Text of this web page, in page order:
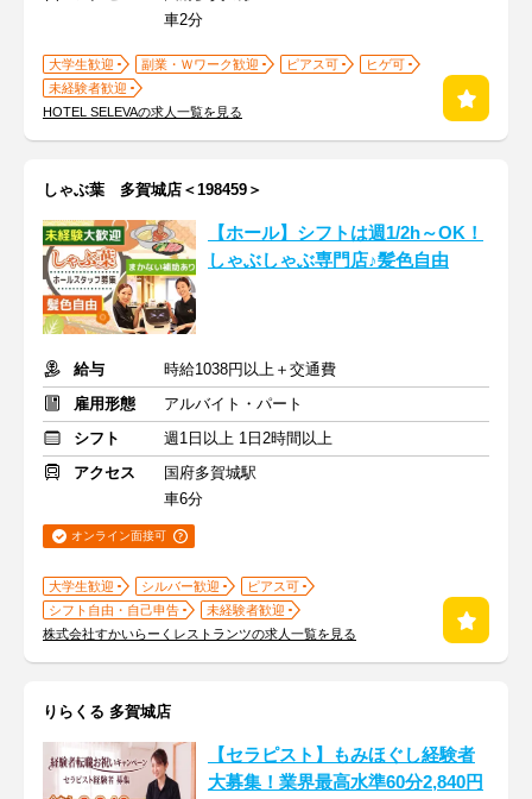
車2分
大学生歓迎 副業・Ｗワーク歓迎 ピアス可
ヒゲ可
未経験者歓迎
HOTEL SELEVAの求人一覧を見る
しゃぶ葉 多賀城店＜198459＞
【ホール】シフトは週1/2h～OK！
しゃぶしゃぶ専門店♪髪色自由
給与
時給1038円以上＋交通費
雇用形態
アルバイト・パート
シフト
週1日以上 1日2時間以上
アクセス
国府多賀城駅
車6分
オンライン面接可
大学生歓迎 シルバー歓迎
ピアス可
シフト自由・自己申告
未経験者歓迎
株式会社すかいらーくレストランツの求人一覧を見る
りらくる 多賀城店
【セラピスト】もみほぐし経験者
大募集！業界最高水準60分2,840円